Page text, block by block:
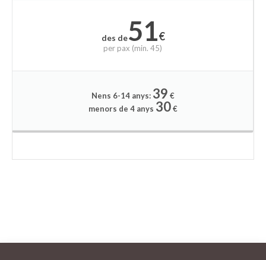
des de51€
per pax (min. 45)
Nens 6-14 anys: 39 €
menors de 4 anys 30€